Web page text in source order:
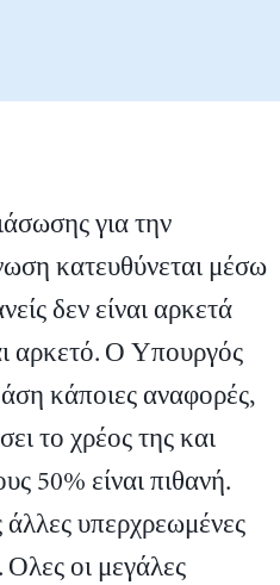
για την
κατευθύνεται μέσω
δεν είναι αρκετά
αρκετό. Ο Υπουργός
κάποιες αναφορές,
το χρέος της και
50% είναι πιθανή.
υπερχρεωμένες
οι μεγάλες